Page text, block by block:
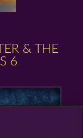
& THE
6